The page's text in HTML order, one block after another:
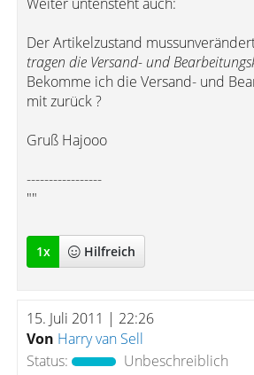
Der Artikelzustand
tragen die Versand- und
Bekomme ich die Versand- und
mit zurück ?
Gruß Hajooo
-----------------
""
1x Hilfreich
15. Juli 2011 | 22:26
Von Harry van Sell
Status:
Unbeschreiblich